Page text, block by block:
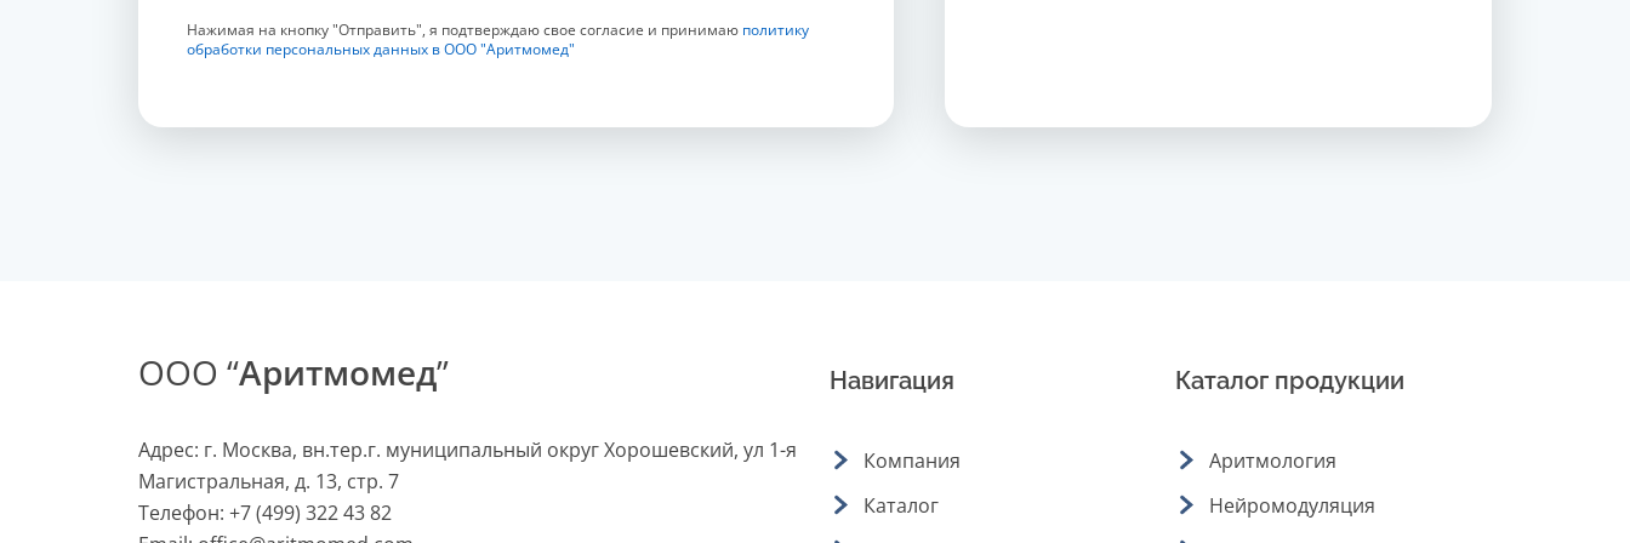
Нажимая на кнопку "Отправить", я подтверждаю свое согласие и принимаю политику
обработки персональных данных в ООО "Аритмомед"
ООО “Аритмомед”
Адрес: г. Москва, вн.тер.г. муниципальный округ Хорошевский, ул 1-я
Магистральная, д. 13, стр. 7
Телефон: +7 (499) 322 43 82
Навигация
Компания
Каталог
Каталог продукции
Аритмология
Нейромодуляция